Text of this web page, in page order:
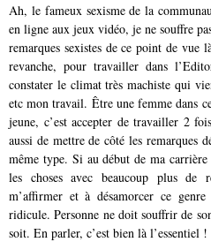
Ah, le fameux sexisme de la
en ligne aux jeux vidéo, je ne souffre
remarques sexistes de ce point de vue
revanche, pour travailler dans
constater le climat très machiste qui
etc mon travail. Être une femme dans
jeune, c’est accepter de travailler 2
aussi de mettre de côté les remarques
même type. Si au début de ma
les choses avec beaucoup plus
m’affirmer et à désamorcer ce
ridicule. Personne ne doit souffrir de
soit. En parler, c’est bien là l’essentiel !